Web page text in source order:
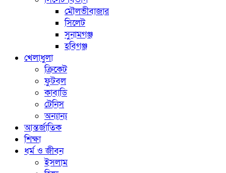
মৌলভীবাজার
সিলেট
সুনামগঞ্জ
হবিগঞ্জ
খেলাধুলা
ক্রিকেট
ফুটবল
কাবাডি
টেনিস
অন্যান্য
আন্তর্জাতিক
শিক্ষা
ধর্ম ও জীবন
ইসলাম